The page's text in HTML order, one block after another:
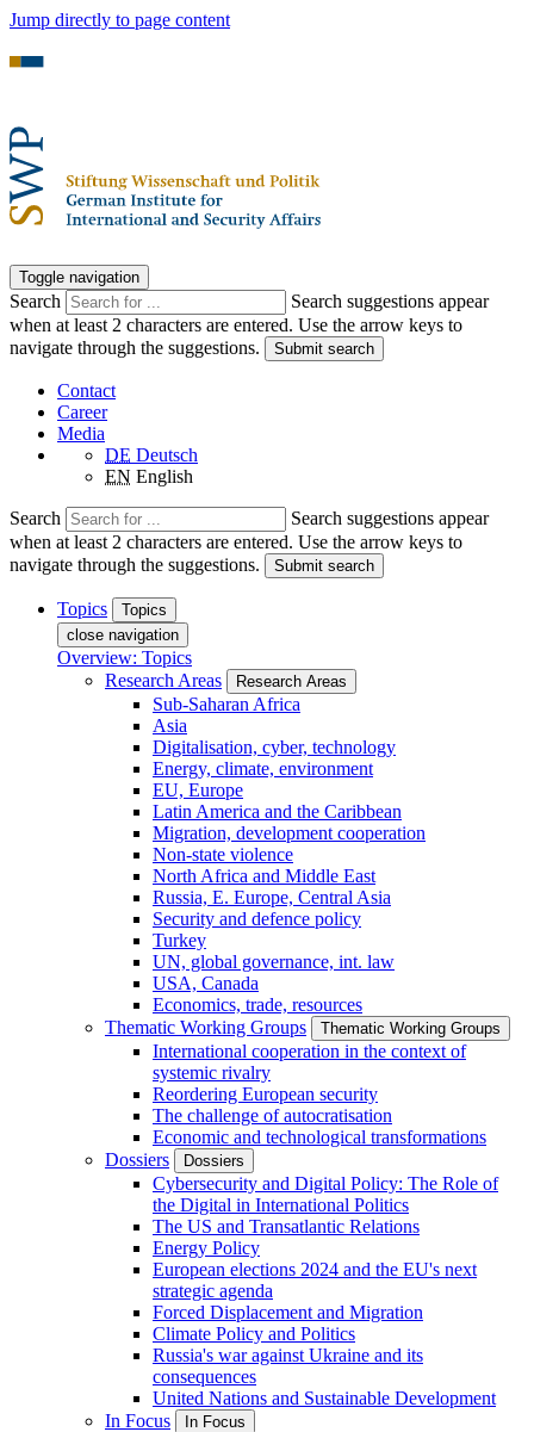
Jump directly to page content
Toggle navigation
Search
Search suggestions appear
when at least 2 characters are entered. Use the arrow keys to
navigate through the suggestions.
Submit search
Contact
Career
Media
DE Deutsch
EN English
Search
Search suggestions appear
when at least 2 characters are entered. Use the arrow keys to
navigate through the suggestions.
Submit search
Topics
Topics
close navigation
Overview: Topics
Research Areas
Research Areas
Sub-Saharan Africa
Asia
Digitalisation, cyber, technology
Energy, climate, environment
EU, Europe
Latin America and the Caribbean
Migration, development cooperation
Non-state violence
North Africa and Middle East
Russia, E. Europe, Central Asia
Security and defence policy
Turkey
UN, global governance, int. law
USA, Canada
Economics, trade, resources
Thematic Working Groups
Thematic Working Groups
International cooperation in the context of
systemic rivalry
Reordering European security
The challenge of autocratisation
Economic and technological transformations
Dossiers
Dossiers
Cybersecurity and Digital Policy: The Role of
the Digital in International Politics
The US and Transatlantic Relations
Energy Policy
European elections 2024 and the EU's next
strategic agenda
Forced Displacement and Migration
Climate Policy and Politics
Russia's war against Ukraine and its
consequences
United Nations and Sustainable Development
In Focus
In Focus